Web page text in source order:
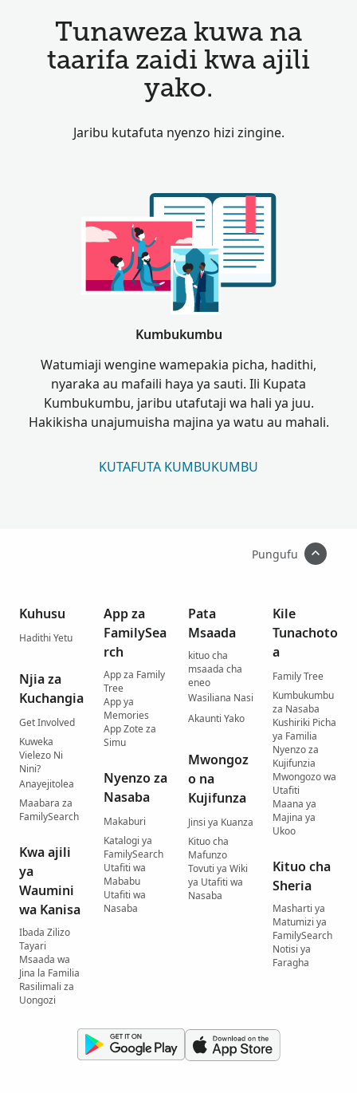
Tunaweza kuwa na
taarifa zaidi kwa ajili
yako.
Jaribu kutafuta nyenzo hizi zingine.
Kumbukumbu
Watumiaji wengine wamepakia picha, hadithi,
nyaraka au mafaili haya ya sauti. Ili Kupata
Kumbukumbu, jaribu utafutaji wa hali ya juu.
Hakikisha unajumuisha majina ya watu au mahali.
KUTAFUTA KUMBUKUMBU
Pungufu
Kuhusu
Hadithi Yetu
Njia za
Kuchangia
Get Involved
Kuweka
Vielezo Ni
Nini?
Anayejitolea
Maabara za
FamilySearch
Kwa ajili
ya
Waumini
wa Kanisa
Ibada Zilizo
Tayari
Msaada wa
Jina la Familia
Rasilimali za
Uongozi
App za
FamilySea
rch
App za Family
Tree
App ya
Memories
App Zote za
Simu
Nyenzo za
Nasaba
Makaburi
Katalogi ya
FamilySearch
Utafiti wa
Mababu
Utafiti wa
Nasaba
Pata
Msaada
kituo cha
msaada cha
eneo
Wasiliana Nasi
Akaunti Yako
Mwongoz
o na
Kujifunza
Jinsi ya Kuanza
Kituo cha
Mafunzo
Tovuti ya Wiki
ya Utafiti wa
Nasaba
Kile
Tunachoto
a
Family Tree
Kumbukumbu
za Nasaba
Kushiriki Picha
ya Familia
Nyenzo za
Kujifunzia
Mwongozo wa
Utafiti
Maana ya
Majina ya
Ukoo
Kituo cha
Sheria
Masharti ya
Matumizi ya
FamilySearch
Notisi ya
Faragha